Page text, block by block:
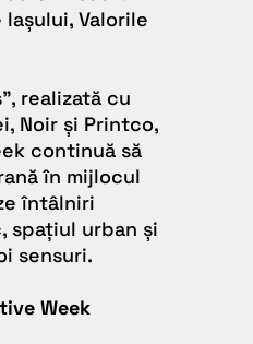
Valorile
realizată cu
Noir și Printco,
continuă să
în mijlocul
întâlniri
urban și
sensuri.
Week